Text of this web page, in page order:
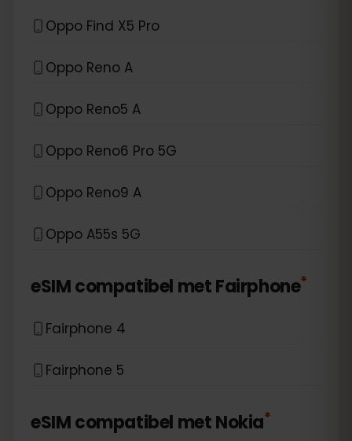
Oppo Find X5 Pro
Oppo Reno A
Oppo Reno5 A
Oppo Reno6 Pro 5G
Oppo Reno9 A
Oppo A55s 5G
eSIM compatibel metFairphone*
Fairphone 4
Fairphone 5
eSIM compatibel metNokia*